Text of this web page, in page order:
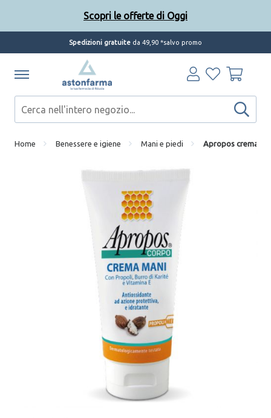
Spedizioni gratuite da 49,90 *salvo promo
Home Benessere e igiene Mani e piedi Apropos crema
Scopri le offerte di Oggi